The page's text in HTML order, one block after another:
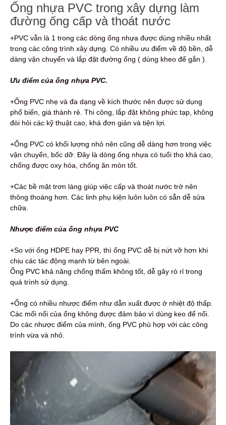
Ống nhựa PVC trong xây dựng làm
đường ống cấp và thoát nước
+PVC vẫn là 1 trong các dòng ống nhựa được dùng nhiều nhất
trong các công trình xây dựng. Có nhiều ưu điểm về độ bền, dễ
dàng vận chuyển và lắp đặt đường ống ( dùng kheo để gắn ).
Ưu điểm của ống nhựa PVC.
+Ống PVC nhẹ và đa dạng về kích thước nên được sử dụng
phổ biến, giá thành rẻ. Thi công, lắp đặt không phức tạp, không
đòi hỏi các kỹ thuật cao, khá đơn giản và tiện lợi.
+Ống PVC có khối lượng nhỏ nên cũng dễ dàng hơn trong việc
vận chuyển, bốc dỡ. Đây là dòng ống nhựa có tuổi thọ khá cao,
chống được oxy hóa, chống ăn mòn tốt.
+Các bề mặt trơn láng giúp việc cấp và thoát nước trở nên
thông thoáng hơn. Các linh phụ kiện luôn luôn có sẵn dễ sửa
chữa.
Nhược điểm của ống nhựa PVC
+So với ống HDPE hay PPR, thì ống PVC dễ bị nứt vỡ hơn khi
chịu các tác động mạnh từ bên ngoài.
Ống PVC khả năng chống thấm không tốt, dễ gây rò rỉ trong
quá trình sử dụng.
+Ống có nhiều nhược điểm như dẫn xuất được ở nhiệt độ thấp.
Các mối nối của ống không được đảm bảo vì dùng keo để nối.
Do các nhược điểm của mình, ống PVC phù hợp với các công
trình vừa và nhỏ.